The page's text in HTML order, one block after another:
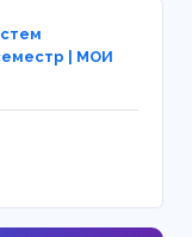
| МОИ